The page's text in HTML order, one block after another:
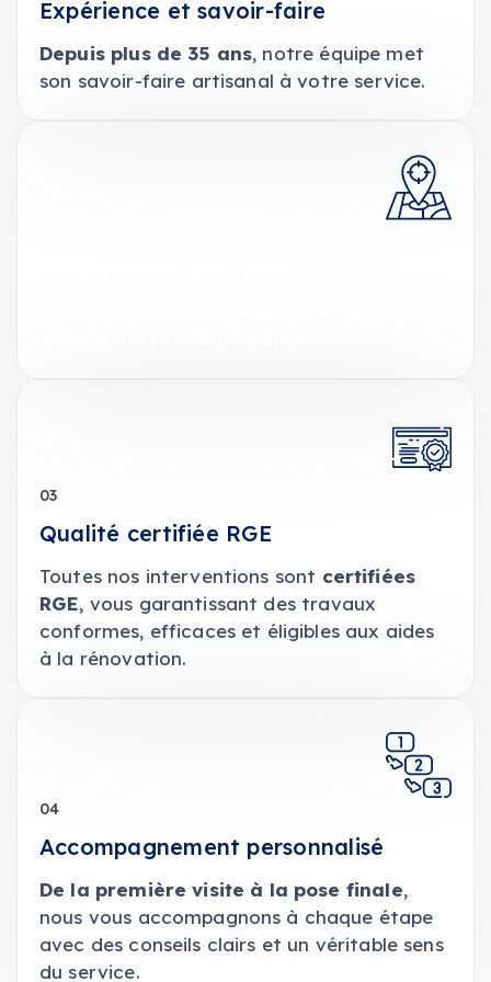
Expérience et savoir-faire
Depuis plus de 35 ans, notre équipe met
son savoir-faire artisanal à votre service.
03
Qualité certifiée RGE
Toutes nos interventions sont certifiées
RGE, vous garantissant des travaux
conformes, efficaces et éligibles aux aides
à la rénovation.
04
Accompagnement personnalisé
De la première visite à la pose finale,
nous vous accompagnons à chaque étape
avec des conseils clairs et un véritable sens
du service.